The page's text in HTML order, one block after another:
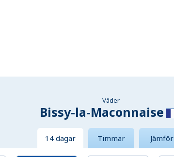
Väder
Bissy-la-Maconnaise
14 dagar Timmar Jämför